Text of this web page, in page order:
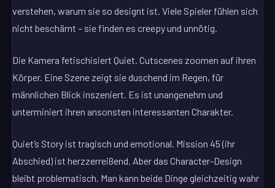
verstehen, warum sie so designt ist. Viele Spieler fühlen sich
nicht beschämt – sie finden es creepy und unnötig.
Die Kamera fetischisiert Quiet. Cutscenes zoomen auf ihren
Körper. Eine Szene zeigt sie duschend im Regen, für
männlichen Blick inszeniert. Es ist unangenehm und
unterminiert ihren ansonsten interessanten Charakter.
Quiet’s Story ist tragisch und emotional. Mission 45 (ihr
Abschied) ist herzzerreißend. Aber das Character-Design
bleibt problematisch. Man kann beide Dinge gleichzeitig wahr